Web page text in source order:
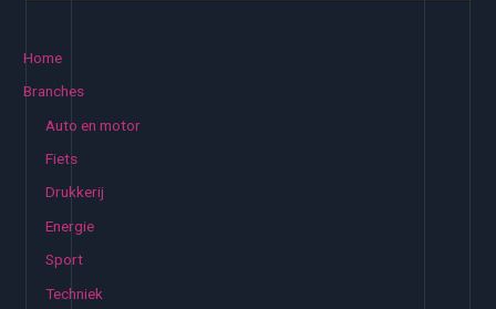
Home
Branches
Auto en motor
Fiets
Drukkerij
Energie
Sport
Techniek